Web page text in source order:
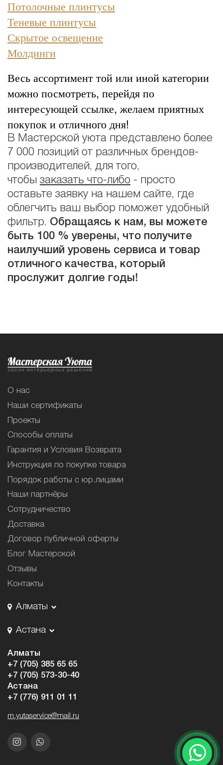
Потолочные плинтусы
Теневые плинтусы
Скрытое освещение
Молдинги
Весь ассортимент той или иной категории
можно посмотреть, перейдя по
интересующей ссылке, желаем приятных
покупок и отличного дня!
В Мастерской уюта представлено более
7 000 позиций от различных брендов-
производителей, для того,
чтобы заказать что-либо - просто
оставьте заявку на нашем сайте, где
облегчить ваш выбор поможет удобный
фильтр. Обращаясь к нам, вы можете
быть 100 % уверены, что получите
наилучший уровень сервиса и товар
отличного качества, который
прослужит долгие годы!
О нас
Наши сертификаты
Проекты
Способы оплаты
Гарантия и Условия Возврата
Инструкция по покупке товара
Порядок работы с юр.лицами
Наши партнёры
Сотрудничество
Доставка
Договор публичной оферты
Блог Мастерской
Отзывы
Контакты
Алматы
Астана
Алматы
+7 (705) 385 65 65
+7 (705) 573-30-40
Астана
+7 (776) 911 01 11
m.yutaservice@mail.ru